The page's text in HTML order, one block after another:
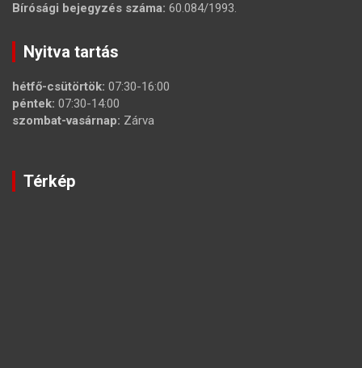
Bírósági bejegyzés száma: 60.084/1993.
Nyitva tartás
hétfő-csütörtök: 07:30-16:00
péntek: 07:30-14:00
szombat-vasárnap: Zárva
Térkép